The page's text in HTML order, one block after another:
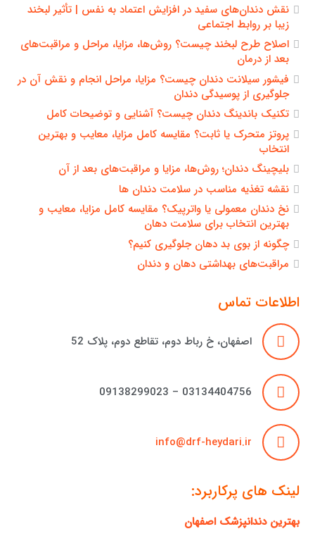
نقش دندان‌های سفید در افزایش اعتماد به نفس | تأثیر لبخند
زیبا بر روابط اجتماعی
اصلاح طرح لبخند چیست؟ روش‌ها، مزایا، مراحل و مراقبت‌های
بعد از درمان
فیشور سیلانت دندان چیست؟ مزایا، مراحل انجام و نقش آن در
جلوگیری از پوسیدگی دندان
تکنیک باندینگ دندان چیست؟ آشنایی و توضیحات کامل
پروتز متحرک یا ثابت؟ مقایسه کامل مزایا، معایب و بهترین
انتخاب
بلیچینگ دندان؛ روش‌ها، مزایا و مراقبت‌های بعد از آن
نقشه تغذیه مناسب در سلامت دندان ها
نخ دندان معمولی یا واترپیک؟ مقایسه کامل مزایا، معایب و
بهترین انتخاب برای سلامت دهان
چگونه از بوی بد دهان جلوگیری کنیم؟
مراقبت‌های بهداشتی دهان و دندان
اطلاعات تماس
اصفهان، خ رباط دوم، تقاطع دوم، پلاک 52
03134404756 – 09138299023
info@drf-heydari.ir
لینک های پرکاربرد:
بهترین دندانپزشک اصفهان